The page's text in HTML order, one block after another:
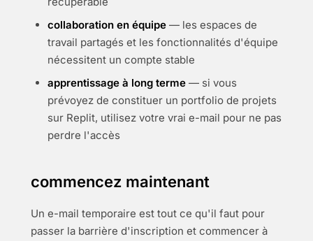
collaboration en équipe — les espaces de
travail partagés et les fonctionnalités d'équipe
nécessitent un compte stable
apprentissage à long terme — si vous
prévoyez de constituer un portfolio de projets
sur Replit, utilisez votre vrai e-mail pour ne pas
perdre l'accès
commencez maintenant
Un e-mail temporaire est tout ce qu'il faut pour
passer la barrière d'inscription et commencer à